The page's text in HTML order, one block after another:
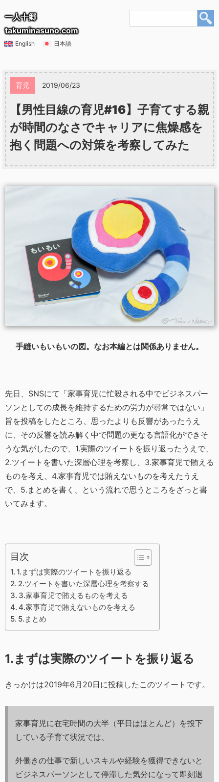
一人十郷
takuminasuno.com
English 日本語
育児 2019/06/23
【男性目線の育児#16】子育てする親
が時間のなさでキャリアに焦燥感を
抱く問題への対策を考察してみた
手縫いもいもいの図。なお本編とは関係ありません。
先日、SNSにて「家事育児に忙殺される中でビジネスパー
ソンとしての成長を維持するための労力が尋常ではない」
旨を投稿をしたところ、思ったよりも反響があったうえ
に、その反響を読み解く中で問題の更なる言語化ができそ
うな気がしたので、1.実際のツイートを振り返ったうえで、
2.ツイートを書いた深層心理を考察し、3.家事育児で賄える
ものを考え、4.家事育児では賄えないものを考えたうえ
で、5.まとめを書く、という流れで思うところをざっと書
いてみます。
目次
1.まずは実際のツイートを振り返る
2.ツイートを書いた深層心理を考察する
3.家事育児で賄えるものを考える
4.家事育児で賄えないものを考える
5.まとめ
1.まずは実際のツイートを振り返る
きっかけは2019年6月20日に投稿したこのツイートです。
家事育児に在宅時間の大半（平日はほとんど）を投下
している子育て状況では、
外働きの仕事で新しいスキルや経験を獲得できないと
ビジネスパーソンとして停滞した気分になって即刻退